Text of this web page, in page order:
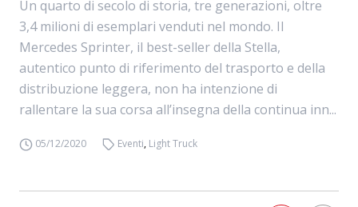
Un quarto di secolo di storia, tre generazioni, oltre
3,4 milioni di esemplari venduti nel mondo. Il
Mercedes Sprinter, il best-seller della Stella,
autentico punto di riferimento del trasporto e della
distribuzione leggera, non ha intenzione di
rallentare la sua corsa all’insegna della continua inn...
05/12/2020 Eventi, Light Truck